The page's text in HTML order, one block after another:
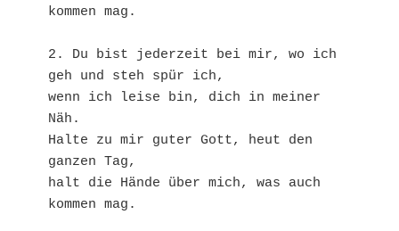
kommen mag.
2. Du bist jederzeit bei mir, wo ich
geh und steh spür ich,
wenn ich leise bin, dich in meiner
Näh.
Halte zu mir guter Gott, heut den
ganzen Tag,
halt die Hände über mich, was auch
kommen mag.